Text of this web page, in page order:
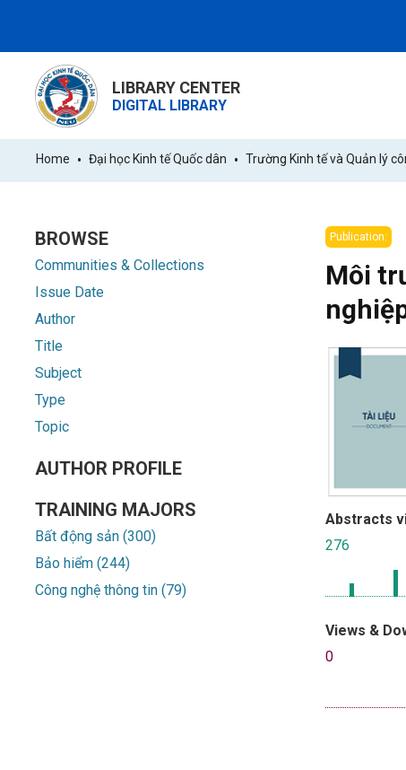
LIBRARY CENTER
DIGITAL LIBRARY
Home Đại học Kinh tế Quốc dân Trường Kinh tế và Quản lý
BROWSE
Communities & Collections
Issue Date
Author
Title
Subject
Type
Topic
AUTHOR PROFILE
TRAINING MAJORS
Bất động sản (300)
Bảo hiểm (244)
Công nghệ thông tin (79)
Publication:
Môi
Abstracts
276
Views &
0